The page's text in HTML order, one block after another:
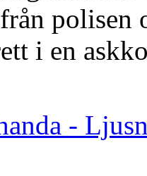
polisen
i en
-